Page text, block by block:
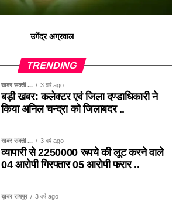
उगेंद्र अग्रवाल
TRENDING
खबर सक्ती ... 3 वर्ष ago
बड़ी खबर: कलेक्टर एवं जिला दण्डाधिकारी ने
किया अनिल चन्द्रा को जिलाबदर ..
खबर सक्ती ... 3 वर्ष ago
व्यापारी से 2250000 रूपये की लूट करने वाले
04 आरोपी गिरफ्तार 05 आरोपी फरार ..
ख़बर रायपुर 3 वर्ष ago